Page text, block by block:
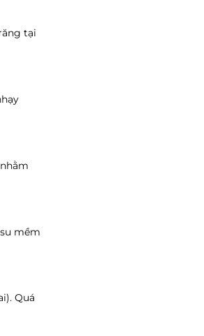
tại
mềm
Quá